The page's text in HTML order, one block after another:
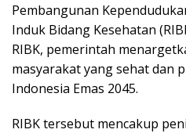
Pembangunan
Induk Bidang Kesehatan
RIBK, pemerintah
masyarakat yang sehat dan
Indonesia Emas 2045.
RIBK tersebut mencakup